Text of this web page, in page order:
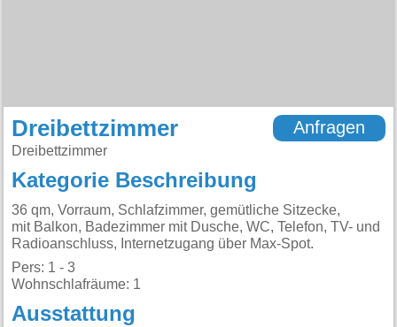
Dreibettzimmer
Dreibettzimmer
Anfragen
Kategorie Beschreibung
36 qm, Vorraum, Schlafzimmer, gemütliche Sitzecke,
mit Balkon, Badezimmer mit Dusche, WC, Telefon, TV- und
Radioanschluss, Internetzugang über Max-Spot.
Pers: 1 - 3
Wohnschlafräume: 1
Ausstattung